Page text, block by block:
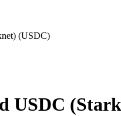
(USDC)
USDC